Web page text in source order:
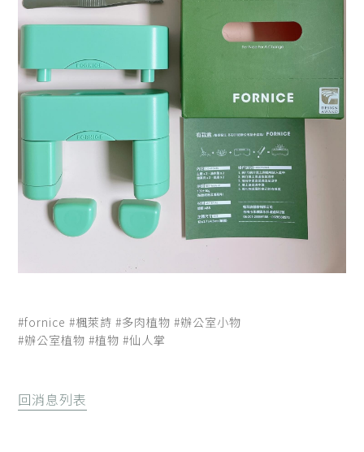
#fornice #楓萊詩 #多肉植物 #辦公室小物
#辦公室植物 #植物 #仙人掌
回消息列表